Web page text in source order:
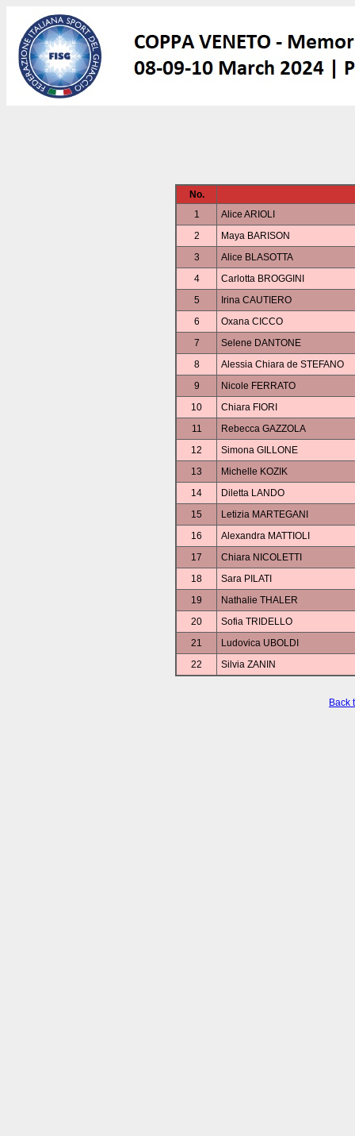
No.
1
Alice ARIOLI
2
Maya BARISON
3
Alice BLASOTTA
4
Carlotta BROGGINI
5
Irina CAUTIERO
6
Oxana CICCO
7
Selene DANTONE
8
Alessia Chiara de STEFANO
9
Nicole FERRATO
10
Chiara FIORI
11
Rebecca GAZZOLA
12
Simona GILLONE
13
Michelle KOZIK
14
Diletta LANDO
15
Letizia MARTEGANI
16
Alexandra MATTIOLI
17
Chiara NICOLETTI
18
Sara PILATI
19
Nathalie THALER
20
Sofia TRIDELLO
21
Ludovica UBOLDI
22
Silvia ZANIN
Back